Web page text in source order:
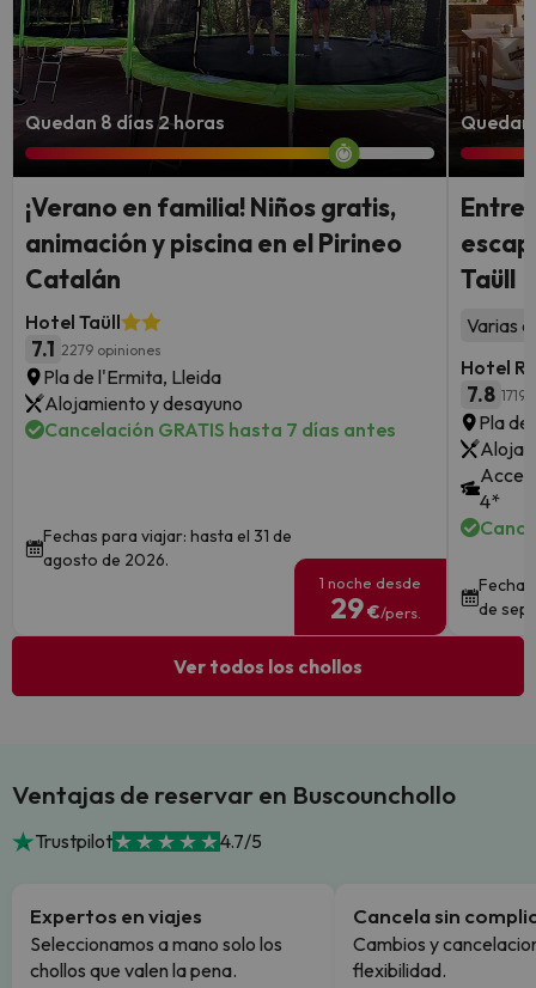
Quedan 8 días 2 horas
¡Verano en familia! Niños gratis,
animación y piscina en el Pirineo
Catalán
Hotel Taüll
7.1 2279 opiniones
Pla de l'Ermita, Lleida
Alojamiento y desayuno
Cancelación GRATIS hasta 7 días antes
Fechas para viajar: hasta el 31 de
agosto de 2026.
1 noche desde
29€/pers.
Quedan
Entre
Taüll
Varias
Hotel
7.8 1719
Pla
4*
de
Ver todos los chollos
Ventajas de reservar en Buscounchollo
Trustpilot 4.7/5
Expertos en viajes
Seleccionamos a mano solo los
chollos que valen la pena.
Cancela sin
Cambios y
flexibilidad.